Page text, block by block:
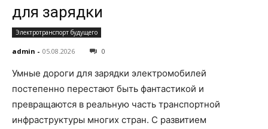
для зарядки
Электротранспорт будущего
admin - 05.08.2026 0
Умные дороги для зарядки электромобилей
постепенно перестают быть фантастикой и
превращаются в реальную часть транспортной
инфраструктуры многих стран. С развитием